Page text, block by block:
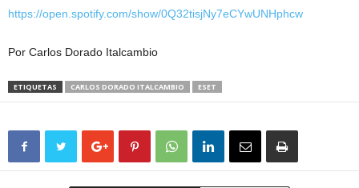
https://open.spotify.com/show/0Q32tisjNy7eCYwUNHphcw
Por Carlos Dorado Italcambio
ETIQUETAS CARLOS DORADO ITALCAMBIO ESET